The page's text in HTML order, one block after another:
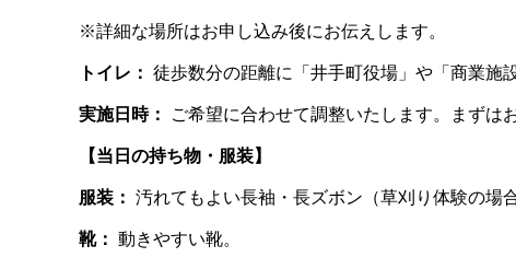
※詳細な場所はお申し込み後にお伝えします。
トイレ： 徒歩数分の距離に「井手町役場」や「商業施
実施日時： ご希望に合わせて調整いたします。まずは
【当日の持ち物・服装】
服装： 汚れてもよい長袖・長ズボン（草刈り体験の場
靴： 動きやすい靴。